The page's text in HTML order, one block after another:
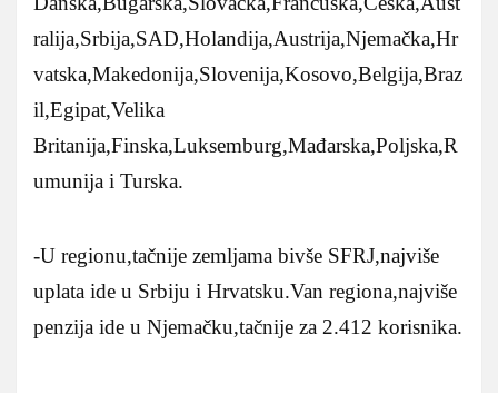
ralija,Srbija,SAD,Holandija,Austrija,Njemačka,Hr
vatska,Makedonija,Slovenija,Kosovo,Belgija,Braz
il,Egipat,Velika
Britanija,Finska,Luksemburg,Mađarska,Poljska,R
umunija i Turska.
-U regionu,tačnije zemljama bivše SFRJ,najviše
uplata ide u Srbiju i Hrvatsku.Van regiona,najviše
penzija ide u Njemačku,tačnije za 2.412 korisnika.